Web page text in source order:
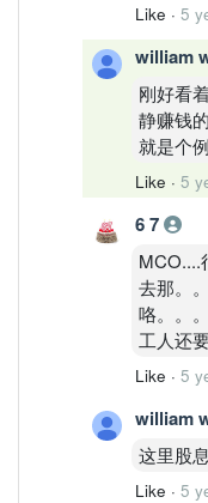
Like · 5
william
刚好看
静赚钱
就是个
Like · 5
6 7
MCO....
去那。
咯。。
工人还
Like · 5
william
这里股
Like · 5